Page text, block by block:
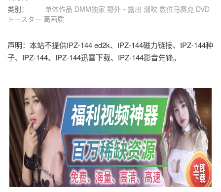
类别：
单体作品 DMM独家 野外・露出 潮吹 数位马赛克 DVD
トースター 高画质
声明：本站不提供IPZ-144 ed2k、IPZ-144磁力链接、IPZ-144种
子、IPZ-144、IPZ-144迅雷下载、IPZ-144影音先锋。